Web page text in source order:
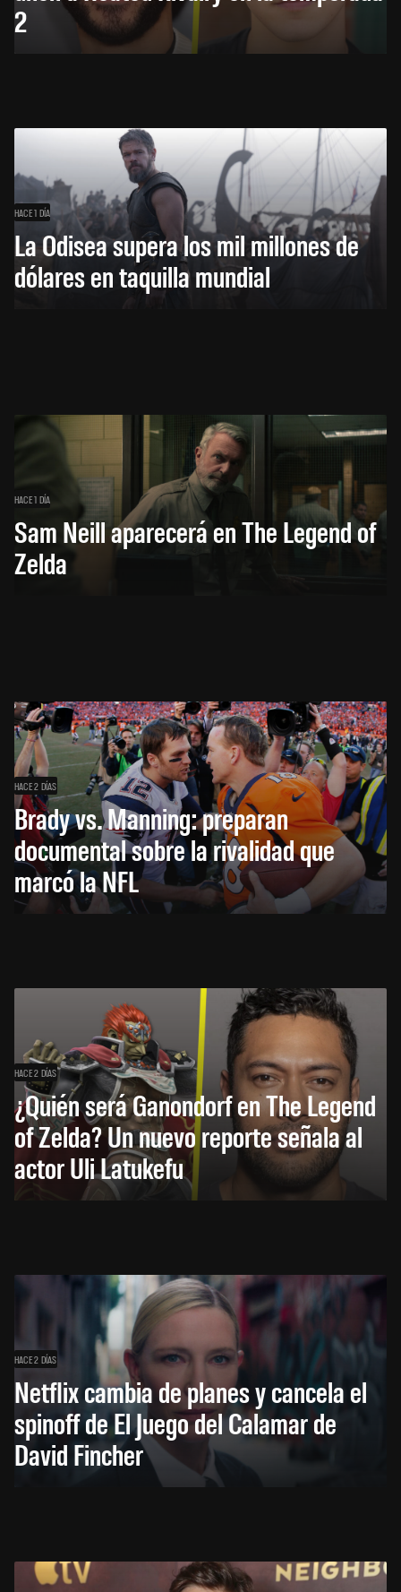
2
HACE 1 DÍA
La Odisea supera los mil millones de
dólares en taquilla mundial
HACE 1 DÍA
Sam Neill aparecerá en The Legend of
Zelda
HACE 2 DÍAS
Brady vs. Manning: preparan
documental sobre la rivalidad que
marcó la NFL
HACE 2 DÍAS
¿Quién será Ganondorf en The Legend
of Zelda? Un nuevo reporte señala al
actor Uli Latukefu
HACE 2 DÍAS
Netflix cambia de planes y cancela el
spinoff de El Juego del Calamar de
David Fincher